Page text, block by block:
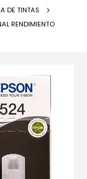
DE TINTAS
RENDIMIENTO